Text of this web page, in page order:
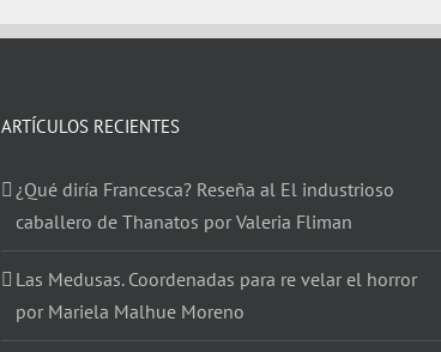
ARTÍCULOS RECIENTES
¿Qué diría Francesca? Reseña al El industrioso
caballero de Thanatos por Valeria Fliman
Las Medusas. Coordenadas para re velar el horror
por Mariela Malhue Moreno